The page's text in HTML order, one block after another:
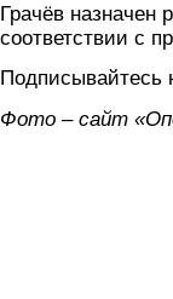
Грачёв назначен
соответствии с
Подписывайтесь
Фото – сайт